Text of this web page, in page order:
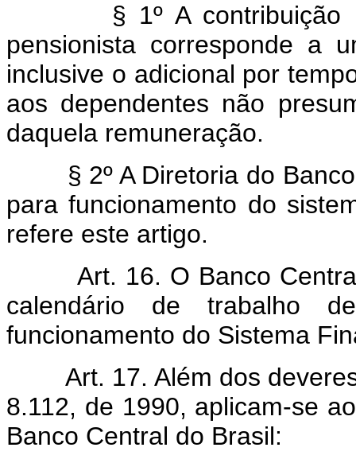
§ 1º A contribuição
pensionista corresponde a
inclusive o adicional por
aos dependentes não
daquela remuneração.
§ 2º A Diretoria do Banco
para funcionamento do
refere este artigo.
Art. 16. O Banco Central
calendário de trabalho
funcionamento do Sistema
Art. 17. Além dos deveres
8.112, de 1990, aplicam-se
Banco Central do Brasil: